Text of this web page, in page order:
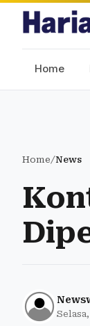
Home
Home/News